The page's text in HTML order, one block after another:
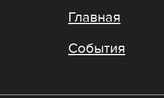
Главная
События